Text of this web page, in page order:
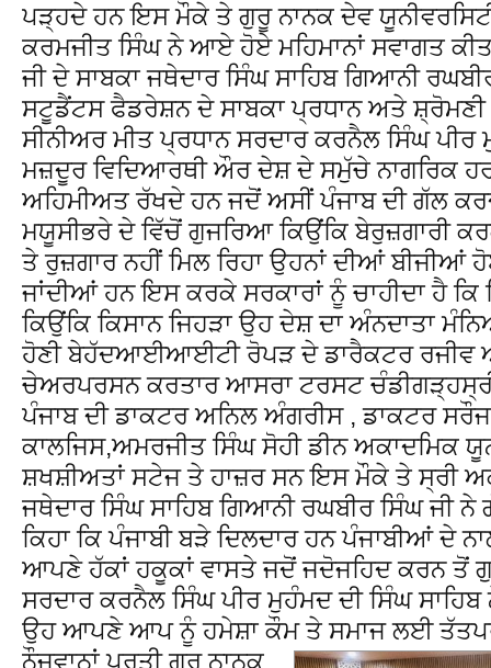
ਪੜ੍ਹਦੇ ਹਨ ਇਸ ਮੌਕੇ ਤੇ ਗੁਰੂ ਨਾਨਕ ਦੇਵ
ਕਰਮਜੀਤ ਸਿੰਘ ਨੇ ਆਏ ਹੋਏ ਮਹਿਮਾਨਾਂ ਸਵਾਗਤ
ਜੀ ਦੇ ਸਾਬਕਾ ਜਥੇਦਾਰ ਸਿੰਘ ਸਾਹਿਬ ਗਿਆਨੀ
ਸਟੂਡੈਂਟਸ ਫੈਡਰੇਸ਼ਨ ਦੇ ਸਾਬਕਾ ਪ੍ਰਧਾਨ ਅਤੇ
ਸੀਨੀਅਰ ਮੀਤ ਪ੍ਰਧਾਨ ਸਰਦਾਰ ਕਰਨੈਲ ਸਿੰਘ ਪੀਰ
ਮਜ਼ਦੂਰ ਵਿਦਿਆਰਥੀ ਔਰ ਦੇਸ਼ ਦੇ ਸਮੁੱਚੇ ਨਾਗਰਿਕ
ਅਹਿਮੀਅਤ ਰੱਖਦੇ ਹਨ ਜਦੋਂ ਅਸੀਂ ਪੰਜਾਬ ਦੀ ਗੱਲ
ਮਯੂਸੀਭਰੇ ਦੇ ਵਿੱਚੋਂ ਗੁਜਰਿਆ ਕਿਉਂਕਿ ਬੇਰੁਜ਼ਗਾਰੀ
ਤੇ ਰੁਜ਼ਗਾਰ ਨਹੀਂ ਮਿਲ ਰਿਹਾ ਉਹਨਾਂ ਦੀਆਂ
ਜਾਂਦੀਆਂ ਹਨ ਇਸ ਕਰਕੇ ਸਰਕਾਰਾਂ ਨੂੰ ਚਾਹੀਦਾ ਹੈ ਕਿ
ਕਿਉਂਕਿ ਕਿਸਾਨ ਜਿਹੜਾ ਉਹ ਦੇਸ਼ ਦਾ ਅੰਨਦਾਤਾ
ਹੋਣੀ ਬੇਹੱਦਆਈਆਈਟੀ ਰੋਪੜ ਦੇ ਡਾਰੈਕਟਰ ਰਜੀਵ
ਚੇਅਰਪਰਸਨ ਕਰਤਾਰ ਆਸਰਾ ਟਰਸਟ
ਪੰਜਾਬ ਦੀ ਡਾਕਟਰ ਅਨਿਲ ਅੰਗਰੀਸ , ਡਾਕਟਰ
ਕਾਲਜਿਸ,ਅਮਰਜੀਤ ਸਿੰਘ ਸੋਹੀ ਡੀਨ ਅਕਾਦਮਿਕ
ਸ਼ਖਸ਼ੀਅਤਾਂ ਸਟੇਜ ਤੇ ਹਾਜ਼ਰ ਸਨ ਇਸ ਮੌਕੇ ਤੇ ਸ੍ਰੀ
ਜਥੇਦਾਰ ਸਿੰਘ ਸਾਹਿਬ ਗਿਆਨੀ ਰਘਬੀਰ ਸਿੰਘ ਜੀ
ਕਿਹਾ ਕਿ ਪੰਜਾਬੀ ਬੜੇ ਦਿਲਦਾਰ ਹਨ ਪੰਜਾਬੀਆਂ ਦੇ
ਆਪਣੇ ਹੱਕਾਂ ਹਕੂਕਾਂ ਵਾਸਤੇ ਜਦੋਂ ਜਦੋਜਹਿਦ ਕਰਨ ਤੋਂ
ਸਰਦਾਰ ਕਰਨੈਲ ਸਿੰਘ ਪੀਰ ਮੁਹੰਮਦ ਦੀ ਸਿੰਘ ਸਾਹਿਬ
ਉਹ ਆਪਣੇ ਆਪ ਨੂੰ ਹਮੇਸ਼ਾ ਕੌਮ ਤੇ ਸਮਾਜ ਲਈ
ਨੌਜਵਾਨਾਂ ਪ੍ਰਤੀ ਗੁਰੂ ਨਾਨਕ